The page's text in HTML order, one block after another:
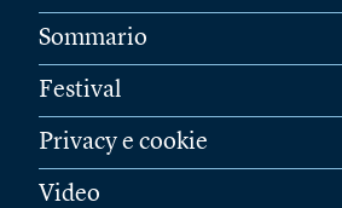
Sommario
Festival
Privacy e cookie
Video